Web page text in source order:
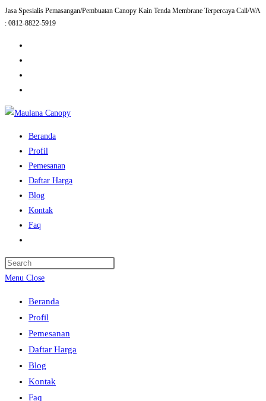
Skip
to
Jasa Spesialis Pemasangan/Pembuatan Canopy Kain Tenda Membrane Terpercaya Call/WA
: 0812-8822-5919
Beranda
Profil
Pemesanan
Daftar Harga
Blog
Kontak
Faq
search
Menu Close
Beranda
Profil
Pemesanan
Daftar Harga
Blog
Kontak
Faq